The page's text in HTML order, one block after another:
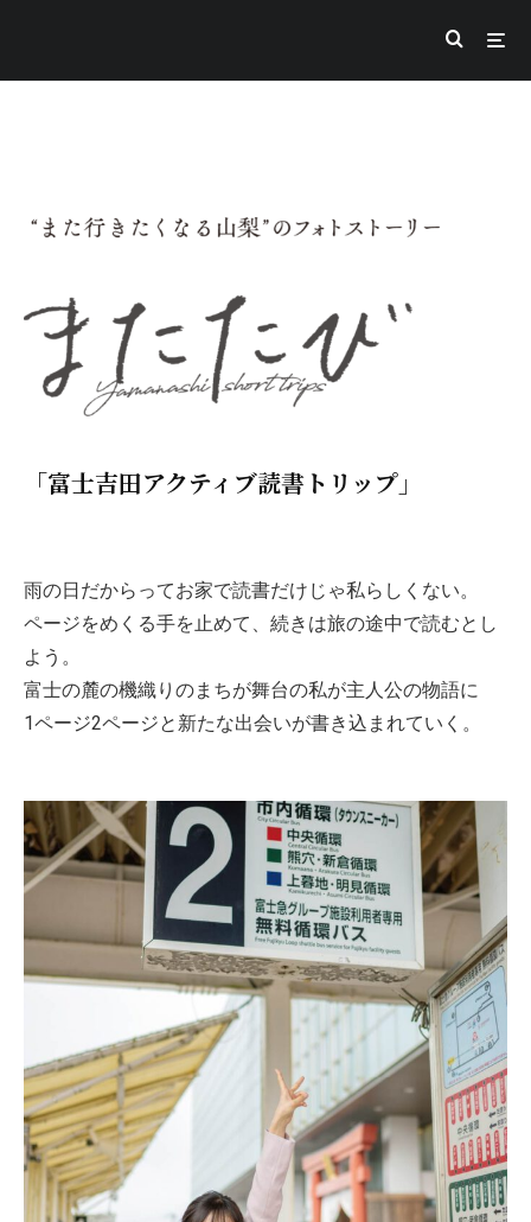
「富士吉田アクティブ読書トリップ」
雨の日だからってお家で読書だけじゃ私らしくない。
ページをめくる手を止めて、続きは旅の途中で読むとし
よう。
富士の麓の機織りのまちが舞台の私が主人公の物語に
1ページ2ページと新たな出会いが書き込まれていく。